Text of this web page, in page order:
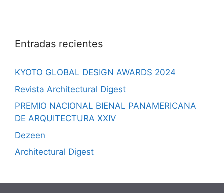
Entradas recientes
KYOTO GLOBAL DESIGN AWARDS 2024
Revista Architectural Digest
PREMIO NACIONAL BIENAL PANAMERICANA
DE ARQUITECTURA XXIV
Dezeen
Architectural Digest